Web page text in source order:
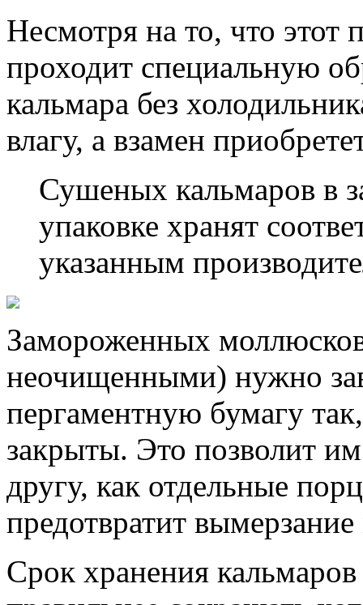
Несмотря на то, что этот
проходит специальную
кальмара без
влагу, а взамен
Сушеных кальмаров в
упаковке хранят
указанным
Замороженных
неочищенными) нужно
пергаментную бумагу
закрыты. Это позволит
другу, как отдельные
предотвратит
Срок хранения